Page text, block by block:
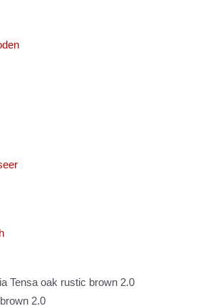
Tensa oak rustic brown 2.0